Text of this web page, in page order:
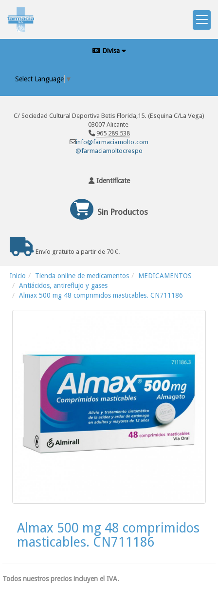
Divisa
Select Language ▼
C/ Sociedad Cultural Deportiva Betis Florida,15. (Esquina C/La Vega)
03007 Alicante
965 289 538
info@farmaciamolto.com
@farmaciamoltocrespo
Identifícate
Sin Productos
Envío gratuito a partir de 70 €.
Inicio Tienda online de medicamentos
MEDICAMENTOS
Antiácidos, antireflujo y gases
Almax 500 mg 48 comprimidos masticables. CN711186
Almax 500 mg 48 comprimidos
masticables. CN711186
Todos nuestros precios incluyen el IVA.